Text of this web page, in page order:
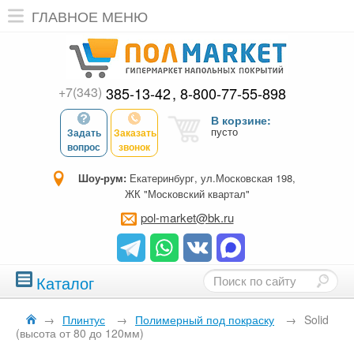
ГЛАВНОЕ МЕНЮ
+7(343) 385-13-42 8-800-77-55-898
Задать
вопрос
Заказать
звонок
В корзине:
пусто
Шоу-рум: Екатеринбург, ул.Московская 198,
ЖК "Московский квартал"
pol-market@bk.ru
Каталог
→ Плинтус → Полимерный под покраску → Solid
(высота от 80 до 120мм)